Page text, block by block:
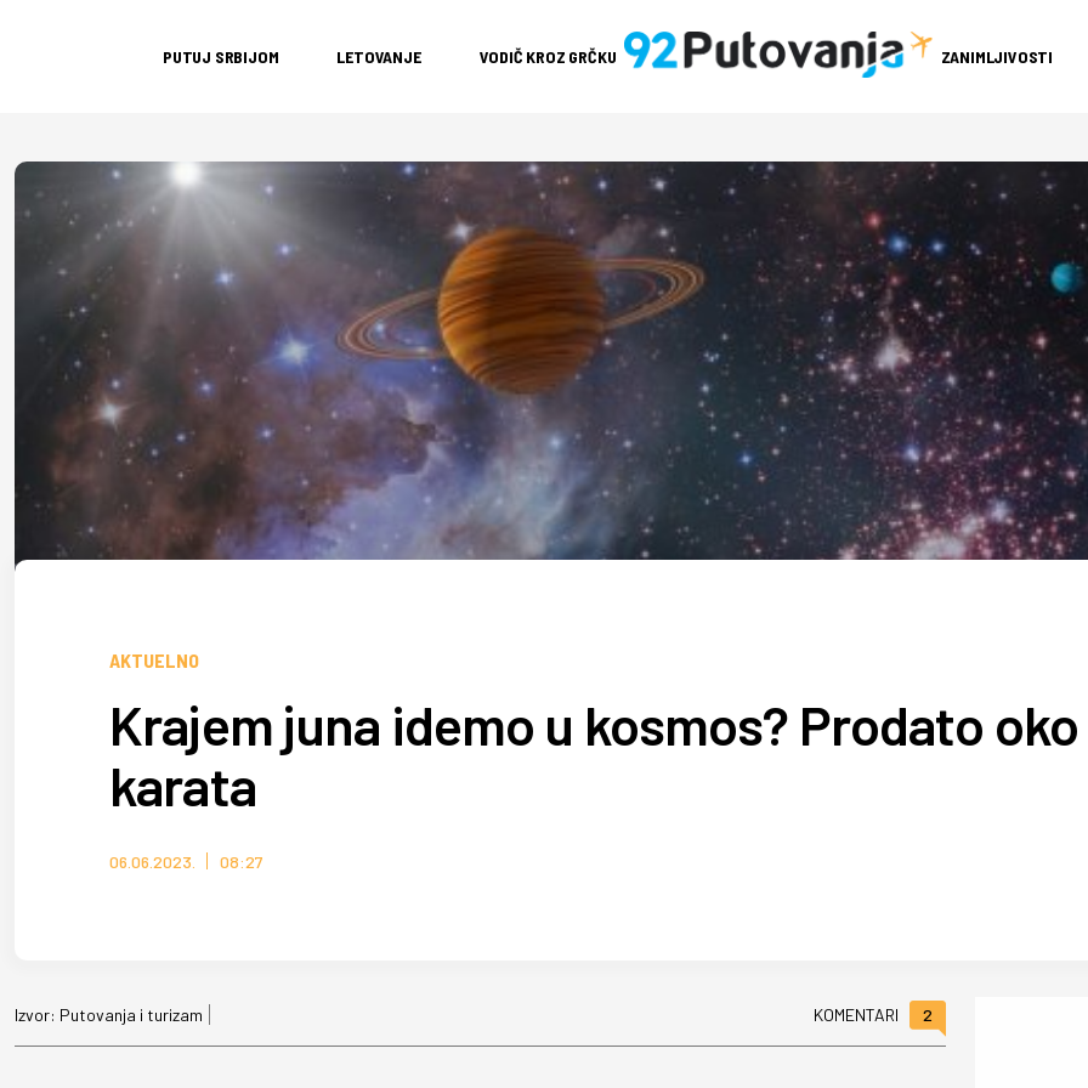
PUTUJ SRBIJOM LETOVANJE VODIČ KROZ GRČKU ZANIMLJIVOSTI
AKTUELNO
Krajem juna idemo u kosmos? Prodato
karata
06.06.2023. 08:27
Izvor: Putovanja i turizam KOMENTARI 2